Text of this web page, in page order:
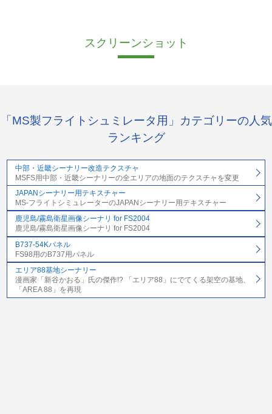
スクリーンショット
「MS製フライトシュミレータ用」カテゴリーの人気
ランキング
中部・近畿シーナリー改造テクスチャ
MSFS用中部・近畿シーナリーの全エリアの地面のテクスチャを変更
JAPANシーナリー用テキスチャー
MS-フライトシミュレーターのJAPANシーナリー用テキスチャー
鹿児島/霧島衛星画像シーナリ for FS2004
鹿児島/霧島衛星画像シーナリ for FS2004
B737-54Kパネル
FS98用のB737用パネル
エリア88基地シーナリー
漫画家「新谷かおる」氏の傑作!? 「エリア88」にでてくる架空の基地、
「AREA 88」を再現